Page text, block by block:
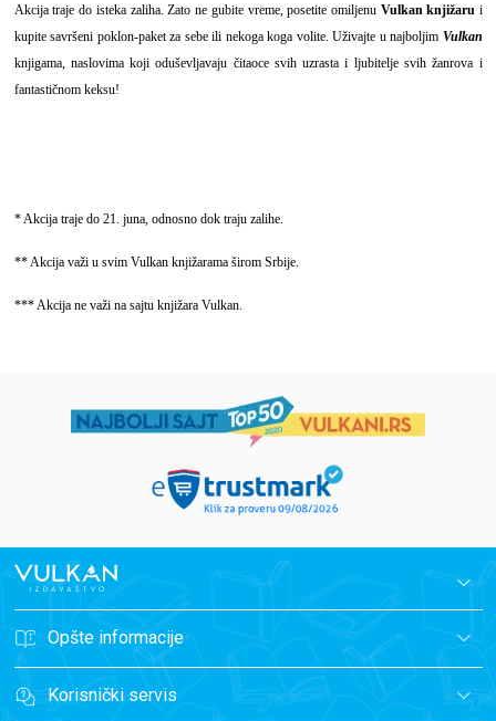
Akcija traje do isteka zaliha. Zato ne gubite vreme, posetite omiljenu Vulkan knjižarui
kupite savršeni poklon-paket za sebe ili nekoga koga volite. Uživajte u najboljim Vulkan
knjigama, naslovima koji oduševljavaju čitaoce svih uzrasta i ljubitelje svih žanrova i
fantastičnom keksu!
* Akcija traje do 21. juna, odnosno dok traju zalihe.
** Akcija važi u svim Vulkan knjižarama širom Srbije.
*** Akcija ne važi na sajtu knjižara Vulkan.
Opšte informacije
Korisnički servis